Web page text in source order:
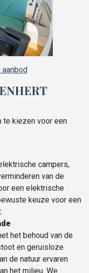
te kiezen voor een
campers,
van de
een elektrische
keuze voor een
het behoud van de
en geruisloze
de natuur ervaren
het milieu. We